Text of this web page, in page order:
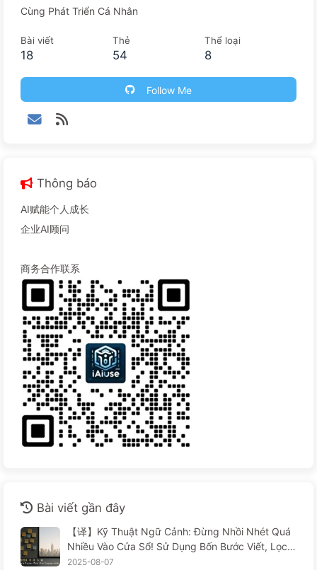
Cùng Phát Triển Cá Nhân
Bài viết
18
Thẻ
54
Thể loại
8
Follow Me
Thông báo
AI赋能个人成长
企业AI顾问
商务合作联系
Bài viết gần đây
【译】Kỹ Thuật Ngữ Cảnh: Đừng Nhồi Nhét Quá
Nhiều Vào Cửa Sổ! Sử Dụng Bốn Bước Viết, Lọc,
Nén Và Tách Rời, Cảnh Giác Với Sự Can Thiệp Gâ
2025-08-07